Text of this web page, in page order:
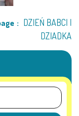
DZIEŃ BABCI I
DZIADKA